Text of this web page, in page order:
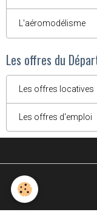
L'aéromodélisme
Les offres du
Les offres locatives
Les offres d'emploi